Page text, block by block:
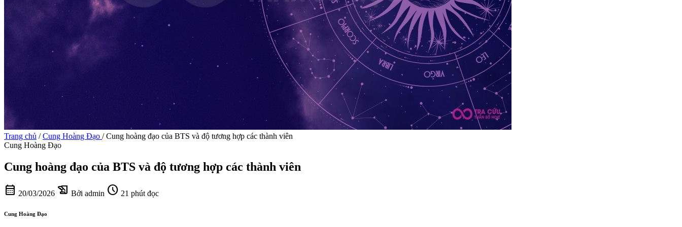
Trang chủ / Cung Hoàng Đạo / Cung hoàng đạo của BTS và độ tương hợp các thành viên
Cung Hoàng Đạo
Cung hoàng đạo của BTS và độ tương hợp các thành viên
calendar_month 20/03/2026 history_edu Bởi admin schedule 21 phút đọc
Cung Hoàng Đạo